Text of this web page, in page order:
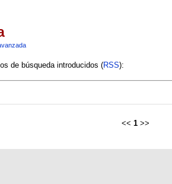
de búsqueda introducidos (RSS):
<< 1 >>